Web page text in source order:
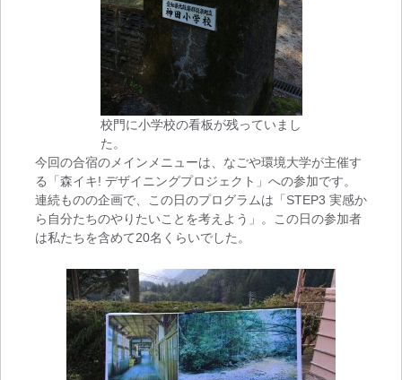
校門に小学校の看板が残っていまし
た。
今回の合宿のメインメニューは、なごや環境大学が主催す
る「森イキ! デザイニングプロジェクト」への参加です。
連続ものの企画で、この日のプログラムは「STEP3 実感か
ら自分たちのやりたいことを考えよう」。この日の参加者
は私たちを含めて20名くらいでした。